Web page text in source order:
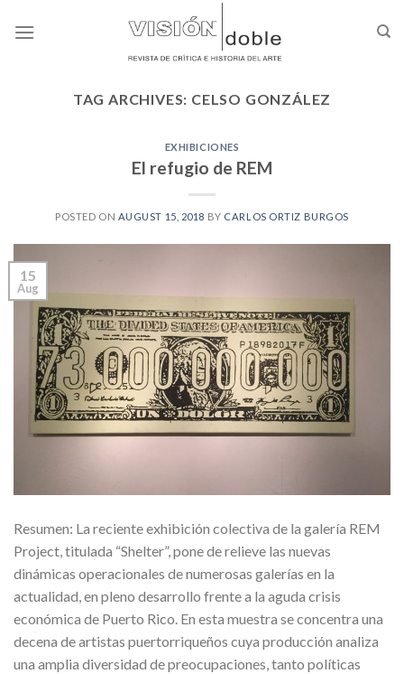
TAG ARCHIVES: CELSO GONZÁLEZ
EXHIBICIONES
El refugio de REM
POSTED ON AUGUST 15, 2018 BY CARLOS ORTIZ BURGOS
15
Aug
Resumen: La reciente exhibición colectiva de la galería REM
Project, titulada “Shelter”, pone de relieve las nuevas
dinámicas operacionales de numerosas galerías en la
actualidad, en pleno desarrollo frente a la aguda crisis
económica de Puerto Rico. En esta muestra se concentra una
decena de artistas puertorriqueños cuya producción analiza
una amplia diversidad de preocupaciones, tanto políticas